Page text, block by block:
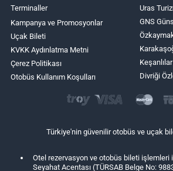
Terminaller
Kampanya ve Promosyonlar
Uçak Bileti
KVKK Aydınlatma Metni
Çerez Politikası
Otobüs Kullanım Koşulları
Uras
GNS
Divriği
Türkiye'nin güvenilir otobüs ve uçak
Otel rezervasyon ve otobüs bileti işlemleri
Seyahat Acentası (TÜRSAB Belge No: